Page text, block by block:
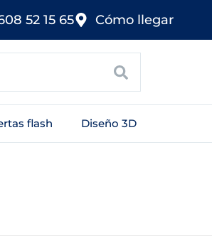
52 15 65 Cómo llegar
flash Diseño 3D